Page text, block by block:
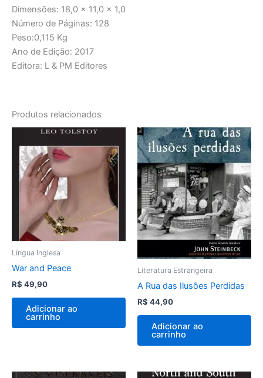
Dimensões: 18,0 x 11,0 x 1,0
Número de Páginas: 128
Peso:0,115 Kg
Ano de Edição: 2017
Editora: L & PM Editores
Produtos relacionados
Língua Inglesa
War and Peace
R$ 49,90
Adicionar ao
carrinho
Literatura Estrangeira
A Rua das Ilusões Perdidas
R$ 44,90
Adicionar ao
carrinho
O
O